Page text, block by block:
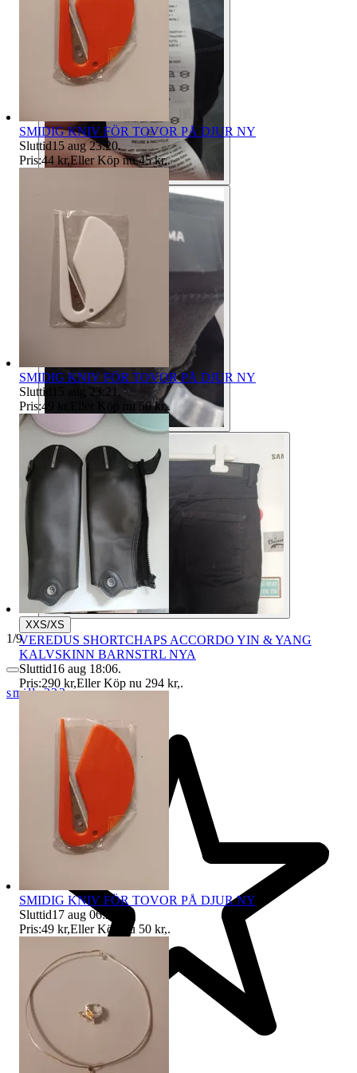
1/9
smilla222
SMIDIG KNIV FÖR TOVOR PÅ DJUR NY
Sluttid15 aug 23:20.
Pris:44 kr,Eller Köp nu 45 kr,.
SMIDIG KNIV FÖR TOVOR PÅ DJUR NY
Sluttid
15 aug 23:21 .
Pris:49 kr Eller Köp nu 50 kr,.
XXS/XS
VEREDUS SHORTCHAPS ACCORDO YIN & YANG
KALVSKINN BARNSTRL NYA
Sluttid16 aug 18:06.
Pris:290 kr,Eller Köp nu 294 kr,.
SMIDIG KNIV FÖR TOVOR PÅ DJUR NY
Sluttid17 aug 06:25
Pris:49 kr,Eller Köp nu 50 kr,.